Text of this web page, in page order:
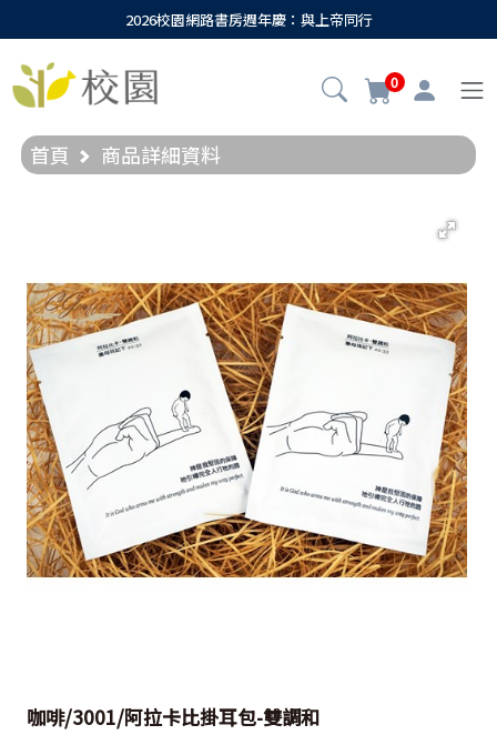
2026校園網路書房週年慶：與上帝同行
0
首頁 商品詳細資料
咖啡/3001/阿拉卡比掛耳包-雙調和